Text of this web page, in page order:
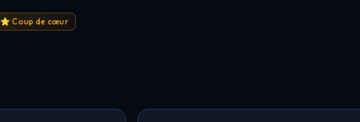
⭐ Coup de cœur